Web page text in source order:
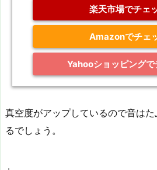
楽天市場でチェ
Amazonでチェ
Yahooショッピングで
真空度がアップしているので音は
るでしょう。